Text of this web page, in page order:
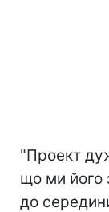
"Проект
що ми його
до